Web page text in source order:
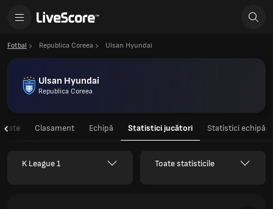
Fotbal Republica Coreea Ulsan Hyundai
Ulsan Hyundai
Republica Coreea
Clasament Echipă Statistici jucători Statistici echipă
K League 1 Toate statisticile